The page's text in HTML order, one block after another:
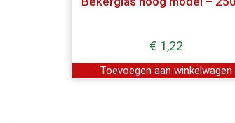
€ 1,22
Toevoegen aan winkelwagen